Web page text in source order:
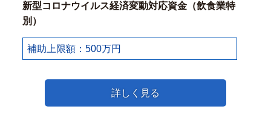
新型コロナウイルス経済変動対応資金（飲食業特
別）
補助上限額：500万円
詳しく見る